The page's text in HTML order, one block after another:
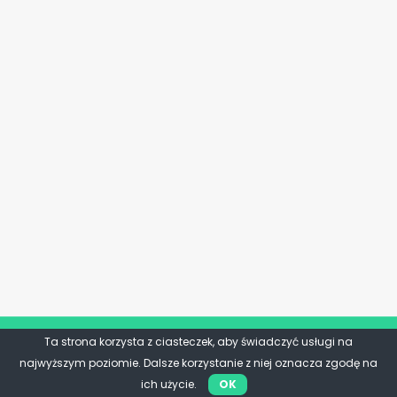
Ta strona korzysta z ciasteczek, aby świadczyć usługi na
najwyższym poziomie. Dalsze korzystanie z niej oznacza zgodę na
ich użycie.
OK